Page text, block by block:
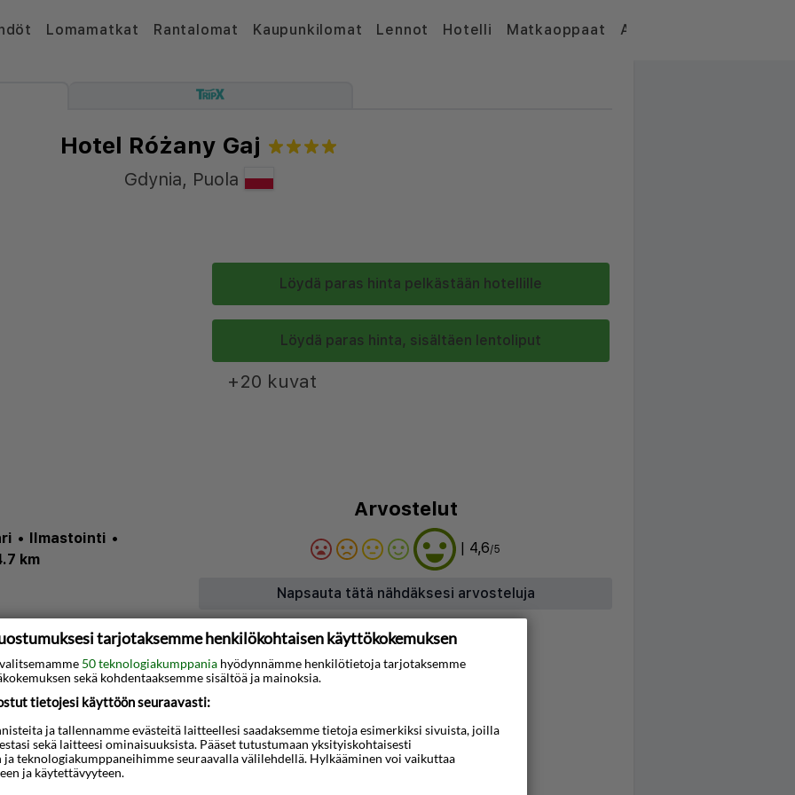
Lomamatkat Rantalomat Kaupunkilomat Lennot Hotelli Matkaoppaat Artikkelit
Hotel Różany Gaj
Gdynia, Puola
Löydä paras hinta pelkästään hotellille
Löydä paras hinta, sisältäen lentoliput
+20 kuvat
• Ilmastointi •
km
Arvostelut
| 4,6/5
Napsauta tätä nähdäksesi arvosteluja
ja Danuta
Kościuszkin aukio 10
vanha
ja Gdynian
rannalla
Kartta
tarjotaksemme henkilökohtaisen käyttökokemuksen
50 teknologiakumppania hyödynnämme henkilötietoja tarjotaksemme
sekä kohdentaaksemme sisältöä ja mainoksia.
tietojesi käyttöön seuraavasti:
ja tallennamme evästeitä laitteellesi saadaksemme tietoja esimerkiksi sivuista, joilla
sekä laitteesi ominaisuuksista. Pääset tutustumaan yksityiskohtaisesti
teknologiakumppaneihimme seuraavalla välilehdellä. Hylkääminen voi vaikuttaa
ja käytettävyyteen.